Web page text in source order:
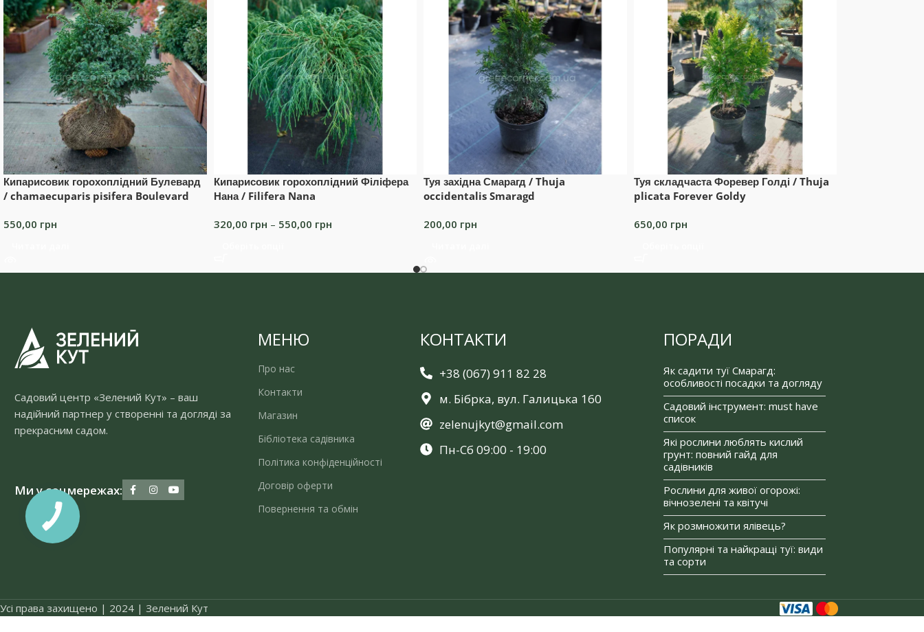
Кипарисовик горохоплідний Булевард
/ chamaecuparis pisifera Boulevard
550,00 грн
Кипарисовик горохоплідний Філіфера
Нана / Filifera Nana
320,00 грн – 550,00 грн
Туя західна Смарагд / Thuja
occidentalis Smaragd
200,00 грн
Туя складчаста Форевер Голді / Thuja
plicata Forever Goldy
650,00 грн
Садовий центр «Зелений Кут» – ваш
надійний партнер у створенні та догляді за
прекрасним садом.
Ми у соцмережах:
МЕНЮ
Про нас
Контакти
Магазин
Бібліотека садівника
Політика конфіденційності
Договір оферти
Повернення та обмін
КОНТАКТИ
+38 (067) 911 82 28
м. Бібрка, вул. Галицька 160
zelenujkyt@gmail.com
Пн-Сб 09:00 - 19:00
ПОРАДИ
Як садити туї Смарагд:
особливості посадки та догляду
Садовий інструмент: must have
список
Які рослини люблять кислий
грунт: повний гайд для
садівників
Рослини для живої огорожі:
вічнозелені та квітучі
Як розмножити ялівець?
Популярні та найкращі туї: види
та сорти
Усі права захищено | 2024 | Зелений Кут